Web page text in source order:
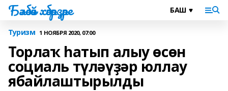
Бәләбәй хәбәрҙәре
Туризм 1 НОЯБРЯ 2020, 07:00
Торлаҡ һатып алыу өсөн
социаль түләүҙәр юллау
ябайлаштырылды